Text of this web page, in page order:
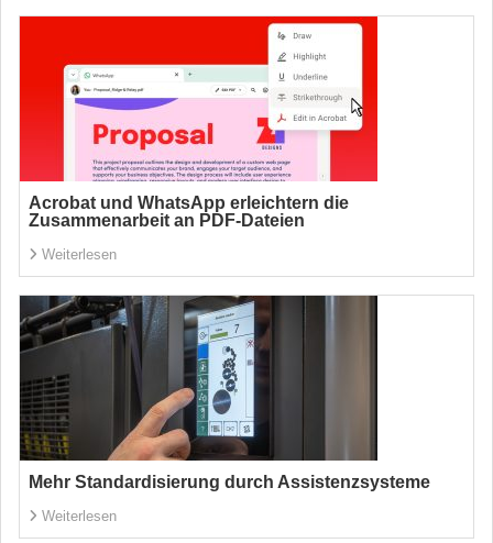
Acrobat und WhatsApp erleichtern die
Zusammenarbeit an PDF-Dateien
Weiterlesen
Mehr Standardisierung durch Assistenzsysteme
Weiterlesen